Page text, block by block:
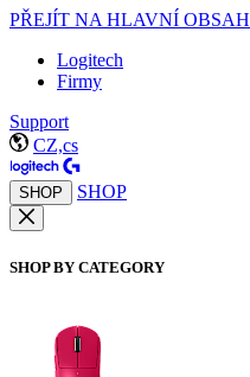
PŘEJÍT NA HLAVNÍ OBSAH
Logitech
Firmy
Support
CZ,cs
SHOP SHOP
SHOP BY CATEGORY